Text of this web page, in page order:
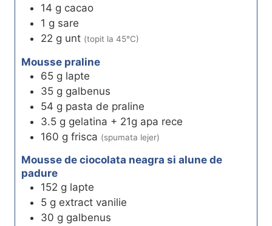
14 g cacao
1 g sare
22 g unt (topit la 45°C)
Mousse praline
65 g lapte
35 g galbenus
54 g pasta de praline
3.5 g gelatina + 21g apa rece
160 g frisca (spumata lejer)
Mousse de ciocolata neagra si alune de
padure
152 g lapte
5 g extract vanilie
30 g galbenus